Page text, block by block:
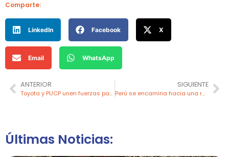
Comparte:
LinkedIn Facebook X
Email WhatsApp
ANTERIOR
Toyota y PUCP unen fuerzas para impulsar el hidrógeno verde y la economía circular en Perú
SIGUIENTE
Perú se encamina hacia una revolución energética
Últimas Noticias: